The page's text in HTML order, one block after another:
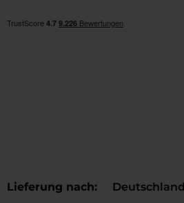
Lieferung nach Deutschland